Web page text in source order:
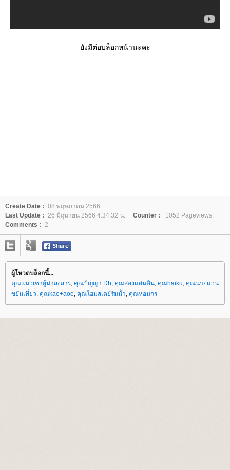
ังมีต่อบล็อกหน้านะคะ
Create Date : 08 พฤษภาคม 2566
Last Update : 26 มิถุนายน 2566 4:34:32 น. Counter :
1052 Pageviews.
Comments : 2
ผู้โหวตบล็อกนี้...
คุณแมวเซาผู้น่าสงสาร, คุณปัญญา Dh, คุณสองแผ่นดิน, คุณhaiku, คุณนายแว่น
ขยันเที่ยว, คุณkae+aoe, คุณโฮมสเตย์ริมน้ำ, คุณหอมกร